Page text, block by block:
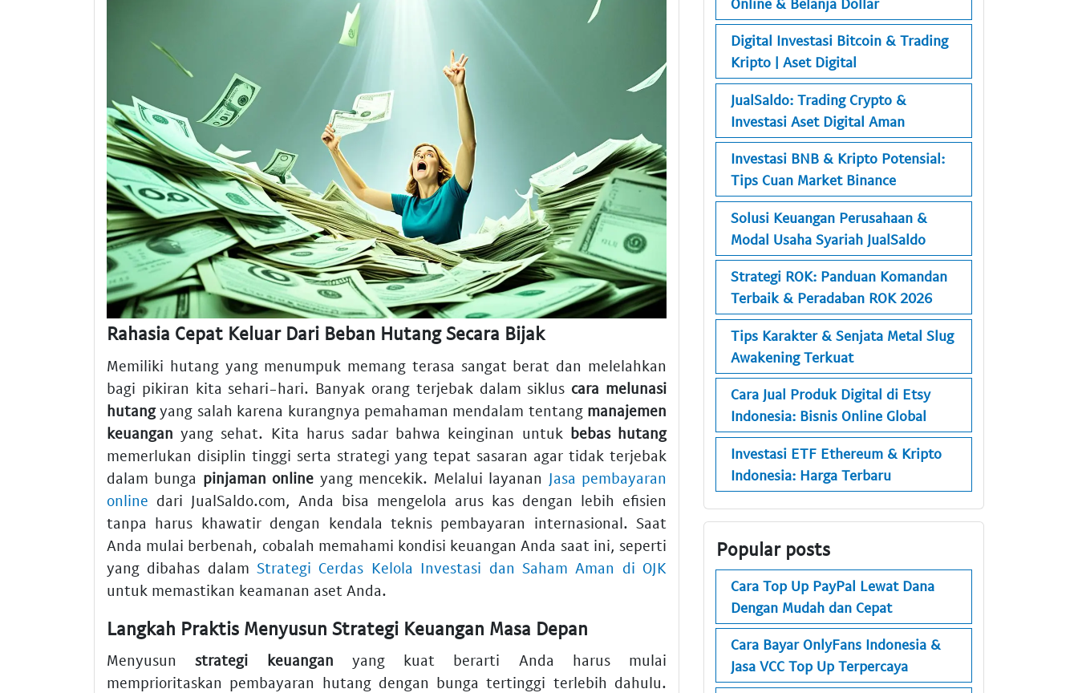
Rahasia Cepat Keluar Dari Beban Hutang Secara Bijak
Memiliki hutang yang menumpuk memang terasa sangat berat dan melelahkan
bagi pikiran kita sehari-hari. Banyak orang terjebak dalam siklus cara melunasi
hutangyang salah karena kurangnya pemahaman mendalam tentang manajemen
keuangan yang sehat. Kita harus sadar bahwa keinginan untuk bebas hutang
memerlukan disiplin tinggi serta strategi yang tepat sasaran agar tidak terjebak
dalam bunga pinjaman online yang mencekik. Melalui layanan Jasa pembayaran
online dari JualSaldo.com, Anda bisa mengelola arus kas dengan lebih efisien
tanpa harus khawatir dengan kendala teknis pembayaran internasional. Saat
Anda mulai berbenah, cobalah memahami kondisi keuangan Anda saat ini, seperti
yang dibahas dalamStrategi Cerdas Kelola Investasi dan Saham Aman di OJK
untuk memastikan keamanan aset Anda.
Langkah Praktis Menyusun Strategi Keuangan Masa Depan
Menyusunstrategi keuangan yang kuat berarti Anda harus mulai
memprioritaskan pembayaran hutang dengan bunga tertinggi terlebih dahulu.
Digital Investasi Bitcoin & Trading
Kripto | Aset Digital
JualSaldo: Trading Crypto &
Investasi Aset Digital Aman
Investasi BNB & Kripto Potensial:
Tips Cuan Market Binance
Solusi Keuangan Perusahaan &
Modal Usaha Syariah JualSaldo
Strategi ROK: Panduan Komandan
Terbaik & Peradaban ROK 2026
Tips Karakter & Senjata Metal Slug
Awakening Terkuat
Cara Jual Produk Digital di Etsy
Indonesia: Bisnis Online Global
Investasi ETF Ethereum & Kripto
Indonesia: Harga Terbaru
Popular posts
Cara Top Up PayPal Lewat Dana
Dengan Mudah dan Cepat
Cara Bayar OnlyFans Indonesia &
Jasa VCC Top Up Terpercaya